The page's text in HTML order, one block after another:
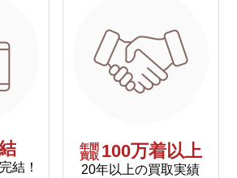
結！
年間
買取 100万着以上
20年以上の買取実績